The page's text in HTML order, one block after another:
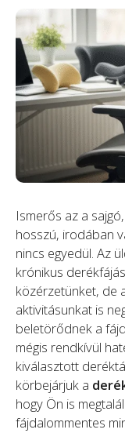
Ismerős az a
hosszú, irodában
nincs egyedül. Az
krónikus
közérzetünket, de
aktivitásunkat is
beletörődnek a
mégis rendkívül
kiválasztott
körbejárjuk a
hogy Ön is
fájdalommentes